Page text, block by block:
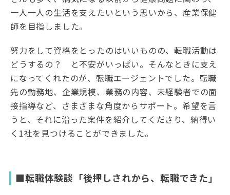
一人一人の生活を支えたいという思いから、産業保健
師を目指しました。
努力をして資格をとったのはいいものの、転職活動は
どうするの？ と不安がいっぱい。そんなときに支え
になってくれたのが、転職エージェントでした。転職
先の勤務地、企業規模、業務の内容、未経験者での面
接指導など、さまざまな角度からサポート。希望を言
うと、それに沿った案件を紹介してくださり、納得い
く1社を見つけることができました。
■転職体験談「後押しされから、転職できた」